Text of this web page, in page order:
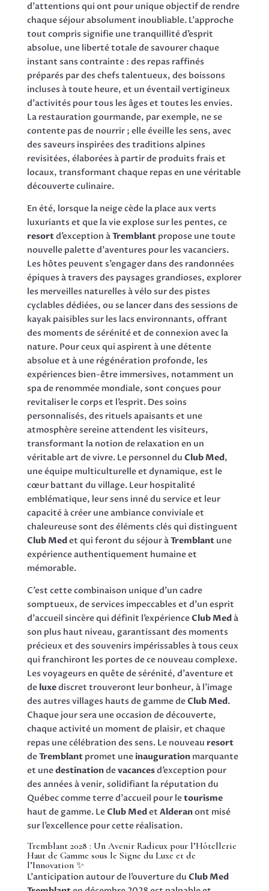
d’attentions qui ont pour unique objectif de rendre
chaque séjour absolument inoubliable. L’approche
tout compris signifie une tranquillité d’esprit
absolue, une liberté totale de savourer chaque
instant sans contrainte : des repas raffinés
préparés par des chefs talentueux, des boissons
incluses à toute heure, et un éventail vertigineux
d’activités pour tous les âges et toutes les envies.
La restauration gourmande, par exemple, ne se
contente pas de nourrir ; elle éveille les sens, avec
des saveurs inspirées des traditions alpines
revisitées, élaborées à partir de produits frais et
locaux, transformant chaque repas en une véritable
découverte culinaire.
En été, lorsque la neige cède la place aux verts
luxuriants et que la vie explose sur les pentes, ce
resortd’exception àTremblantpropose une toute
nouvelle palette d’aventures pour les vacanciers.
Les hôtes peuvent s’engager dans des randonnées
épiques à travers des paysages grandioses, explorer
les merveilles naturelles à vélo sur des pistes
cyclables dédiées, ou se lancer dans des sessions de
kayak paisibles sur les lacs environnants, offrant
des moments de sérénité et de connexion avec la
nature. Pour ceux qui aspirent à une détente
absolue et à une régénération profonde, les
expériences bien-être immersives, notamment un
spa de renommée mondiale, sont conçues pour
revitaliser le corps et l’esprit. Des soins
personnalisés, des rituels apaisants et une
atmosphère sereine attendent les visiteurs,
transformant la notion de relaxation en un
véritable art de vivre. Le personnel du Club Med,
une équipe multiculturelle et dynamique, est le
cœur battant du village. Leur hospitalité
emblématique, leur sens inné du service et leur
capacité à créer une ambiance conviviale et
chaleureuse sont des éléments clés qui distinguent
Club Medet qui feront du séjour àTremblantune
expérience authentiquement humaine et
mémorable.
C’est cette combinaison unique d’un cadre
somptueux, de services impeccables et d’un esprit
d’accueil sincère qui définit l’expérienceClub Medà
son plus haut niveau, garantissant des moments
précieux et des souvenirs impérissables à tous ceux
qui franchiront les portes de ce nouveau complexe.
Les voyageurs en quête de sérénité, d’aventure et
de luxediscret trouveront leur bonheur, à l’image
des autres villages hauts de gamme deClub Med.
Chaque jour sera une occasion de découverte,
chaque activité un moment de plaisir, et chaque
repas une célébration des sens. Le nouveau resort
deTremblantpromet une inaugurationmarquante
et unedestinationdevacancesd’exception pour
des années à venir, solidifiant la réputation du
Québec comme terre d’accueil pour letourisme
haut de gamme. LeClub Medet Alderanont misé
sur l’excellence pour cette réalisation.
Tremblant 2028 : Un Avenir Radieux pour l’Hôtellerie
Haut de Gamme sous le Signe du Luxe et de
l’Innovation ✨
L’anticipation autour de l’ouverture du Club Med